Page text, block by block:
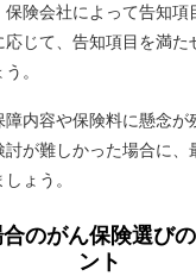
険会社によって告知項
じて、告知項目を満た
。
内容や保険料に懸念が
が難しかった場合に、
ょう。
のがん保険選び
ント